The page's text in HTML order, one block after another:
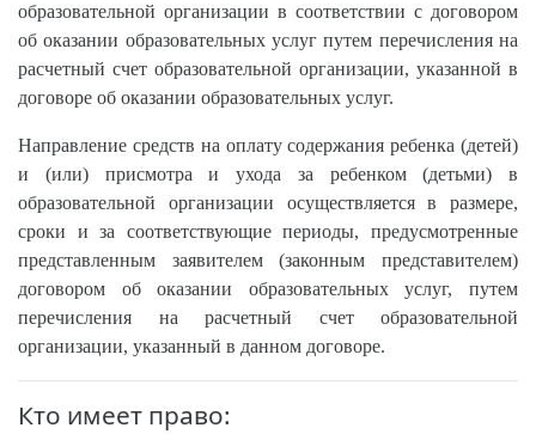
образовательной организации в соответствии с договором
об оказании образовательных услуг путем перечисления на
расчетный счет образовательной организации, указанной в
договоре об оказании образовательных услуг.
Направление средств на оплату содержания ребенка (детей)
и (или) присмотра и ухода за ребенком (детьми) в
образовательной организации осуществляется в размере,
сроки и за соответствующие периоды, предусмотренные
представленным заявителем (законным представителем)
договором об оказании образовательных услуг, путем
перечисления на расчетный счет образовательной
организации, указанный в данном договоре.
Кто имеет право: